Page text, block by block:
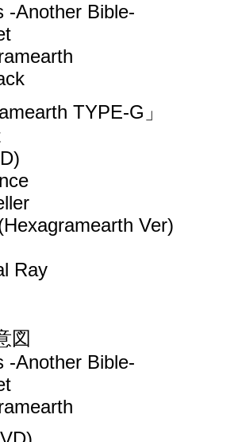
-Another Bible-
TYPE-G」
Ver)
Ray
図
-Another Bible-